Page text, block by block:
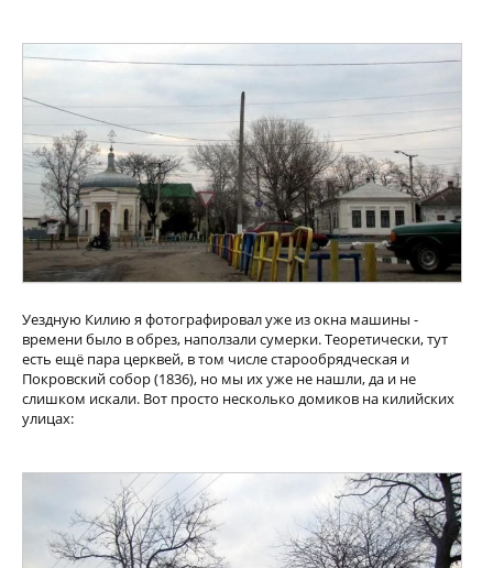
Уездную Килию я фотографировал уже из окна машины -
времени было в обрез, наползали сумерки. Теоретически, тут
есть ещё пара церквей, в том числе старообрядческая и
Покровский собор (1836), но мы их уже не нашли, да и не
слишком искали. Вот просто несколько домиков на килийских
улицах: